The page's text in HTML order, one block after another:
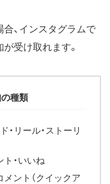
、インスタグラムで
受け取れます。
種類
・リール・ストーリ
・いいね
ント（クイックア